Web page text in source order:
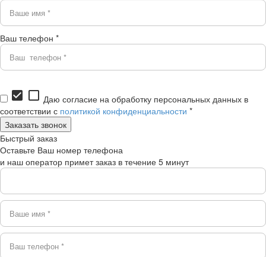
Ваш телефон *
check_box check_box_outline_blank Даю согласие на обработку персональных данных в
соответствии с политикой конфиденциальности *
Быстрый заказ
Оставьте Ваш номер телефона
и наш оператор примет заказ в течение 5 минут